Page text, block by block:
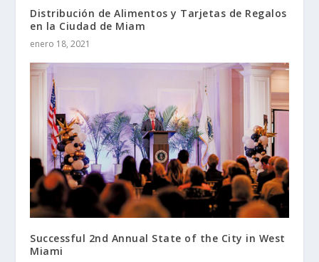
Distribución de Alimentos y Tarjetas de Regalos
en la Ciudad de Miam
enero 18, 2021
Successful 2nd Annual State of the City in West
Miami